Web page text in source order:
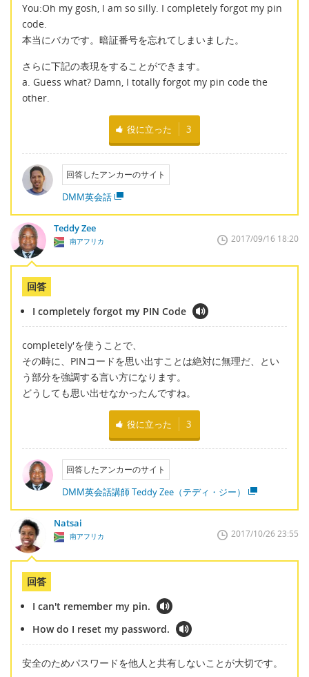
You:Oh my gosh, I am so silly. I completely forgot my pin
code.
本当にバカです。暗証番号を忘れてしまいました。
さらに下記の表現をすることができます。
a. Guess what? Damn, I totally forgot my pin code the
other.
役に立った 3
回答したアンカーのサイト
DMM英会話
Teddy Zee
南アフリカ 2017/09/16 18:20
回答
I completely forgot my PIN Code
completely'を使うことで、
その時に、PINコードを思い出すことは絶対に無理だ、とい
う部分を強調する言い方になります。
どうしても思い出せなかったんですね。
役に立った 3
回答したアンカーのサイト
DMM英会話講師 Teddy Zee（テディ・ジー）
Natsai
南アフリカ 2017/10/26 23:55
回答
I can't remember my pin.
How do I reset my password.
安全のためパスワードを他人と共有しないことが大切です。